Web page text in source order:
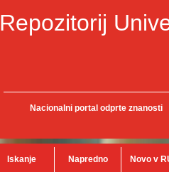
Repozitorij
Nacionalni portal odprte znanosti
Iskanje Napredno Novo v